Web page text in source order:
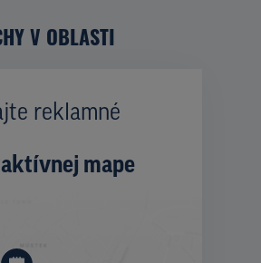
V OBLASTI
reklamné
mape